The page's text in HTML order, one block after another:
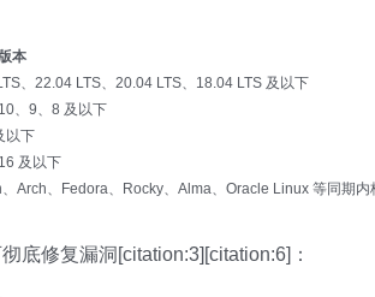
本
、22.04 LTS、20.04 LTS、18.04 LTS 及以下
、9、8 及以下
以下
及以下
Arch、Fedora、Rocky、Alma、Oracle Linux 等同期内
底修复漏洞[citation:3][citation:6]：